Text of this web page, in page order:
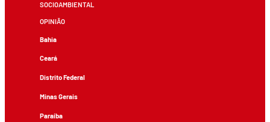
SOCIOAMBIENTAL
OPINIÃO
Bahia
Ceará
Distrito Federal
Minas Gerais
Paraíba